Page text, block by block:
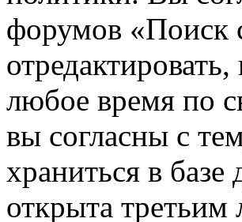
форумов «Поиск
любое время по
вы согласны с
храниться в
открыта третьим